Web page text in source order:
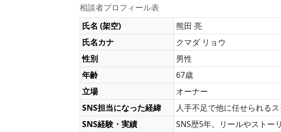
相談者プロフィール表
氏名 (架空)
熊田 亮
氏名カナ
クマダ リョウ
性別
男性
年齢
67歳
立場
オーナー
SNS担当になった経緯
人手不足で他に任せられる
SNS経験・実績
SNS歴5年。リールやストー